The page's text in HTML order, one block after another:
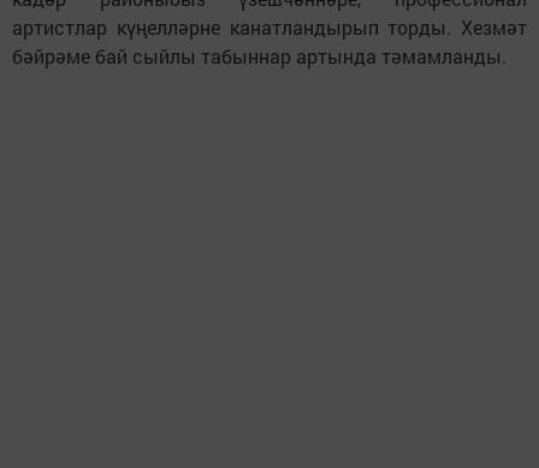
артистлар күңелләрне канатландырып торды. Хезмәт
бәйрәме бай сыйлы табыннар артында тәмамланды.